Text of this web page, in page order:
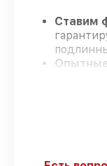
Ставим
уровень